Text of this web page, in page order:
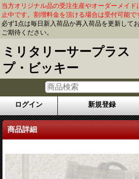
当方オリジナル品の受注生産やオーダーメイド
止中です。割増料金を頂ける場合は受付可能で
必ず1点は毎日新入荷品か再入荷品を更新して
ご期待ください。
ミリタリーサープラ
プ・ビッキー
ログイン 新規登録
商品詳細